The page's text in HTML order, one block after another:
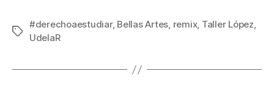
Etiquetas
#derechoaestudiar, Bellas Artes, remix, Taller López,
UdelaR